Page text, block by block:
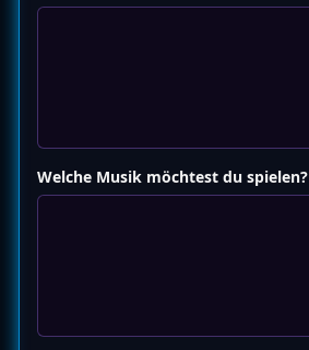
Welche Musik möchtest du spielen?